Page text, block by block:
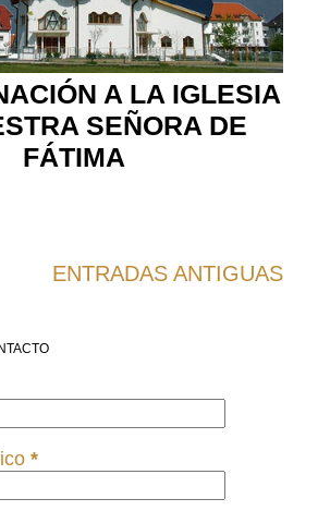
A LA IGLESIA
SEÑORA DE
FÁTIMA
ENTRADAS ANTIGUAS
*